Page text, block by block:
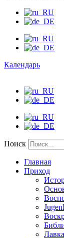
Календарь
Поиск
Главная
Приход
Лавка